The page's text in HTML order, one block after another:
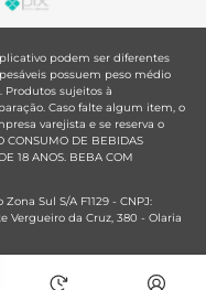
podem ser diferentes
possuem peso médio
Produtos sujeitos à
Caso falte algum item, o
varejista e se reserva o
DE BEBIDAS
18 ANOS. BEBA COM
Sul S/A F1129 - CNPJ:
Vergueiro da Cruz, 380 - Olaria